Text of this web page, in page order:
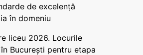
de excelență
în domeniu
liceu 2026. Locurile
București pentru etapa